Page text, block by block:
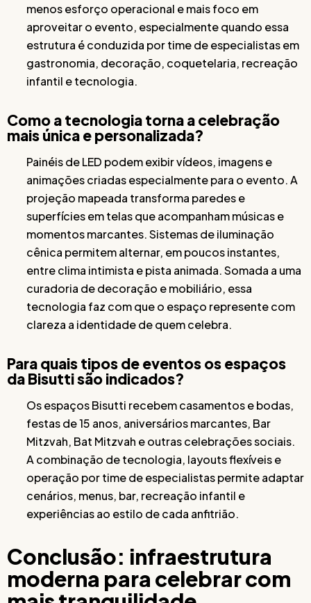
menos esforço operacional e mais foco em
aproveitar o evento, especialmente quando essa
estrutura é conduzida por time de especialistas em
gastronomia, decoração, coquetelaria, recreação
infantil e tecnologia.
Como a tecnologia torna a celebração
mais única e personalizada?
Painéis de LED podem exibir vídeos, imagens e
animações criadas especialmente para o evento. A
projeção mapeada transforma paredes e
superfícies em telas que acompanham músicas e
momentos marcantes. Sistemas de iluminação
cênica permitem alternar, em poucos instantes,
entre clima intimista e pista animada. Somada a uma
curadoria de decoração e mobiliário, essa
tecnologia faz com que o espaço represente com
clareza a identidade de quem celebra.
Para quais tipos de eventos os espaços
da Bisutti são indicados?
Os espaços Bisutti recebem casamentos e bodas,
festas de 15 anos, aniversários marcantes, Bar
Mitzvah, Bat Mitzvah e outras celebrações sociais.
A combinação de tecnologia, layouts flexíveis e
operação por time de especialistas permite adaptar
cenários, menus, bar, recreação infantil e
experiências ao estilo de cada anfitrião.
Conclusão: infraestrutura
moderna para celebrar com